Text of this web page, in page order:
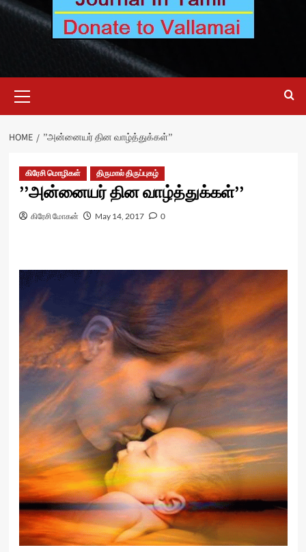
Menu
HOME ’’அன்னையர் தின வாழ்த்துக்கள்’’
கிரேசி மொழிகள் திருமால் திருப்புகழ்
’’அன்னையர் தின வாழ்த்துக்கள்’’
கிரேசி மோகன் May 14, 2017 0